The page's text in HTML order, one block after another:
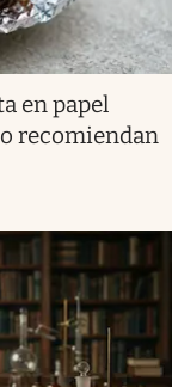
en papel
recomiendan